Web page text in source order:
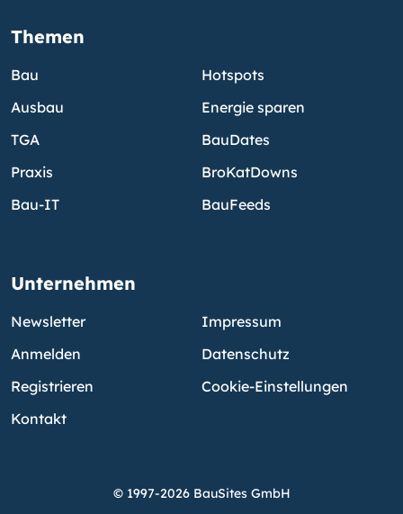
Themen
Bau
Ausbau
TGA
Praxis
Bau-IT
Hotspots
Energie sparen
BauDates
BroKatDowns
BauFeeds
Unternehmen
Newsletter
Anmelden
Registrieren
Kontakt
Impressum
Datenschutz
Cookie-Einstellungen
© 1997-2026 BauSites GmbH